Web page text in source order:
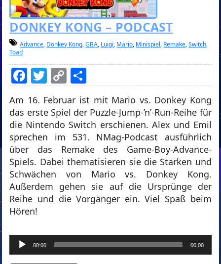
DONKEY KONG – PODCAST
Advance, Donkey Kong,GBA, Luigi, Mario, Minispiel, Remake,Switch,
Toad
Facebook
Twitter
Copy
Link
Am 16. Februar ist mit Mario vs. Donkey Kong
das erste Spiel der Puzzle-Jump-’n’-Run-Reihe für
die Nintendo Switch erschienen. Alex und Emil
sprechen im 531. NMag-Podcast ausführlich
über das Remake des Game-Boy-Advance-
Spiels. Dabei thematisieren sie die Stärken und
Schwächen von Mario vs. Donkey Kong.
Außerdem gehen sie auf die Ursprünge der
Reihe und die Vorgänger ein. Viel Spaß beim
Hören!
Audio-
Player
00:00 00:00